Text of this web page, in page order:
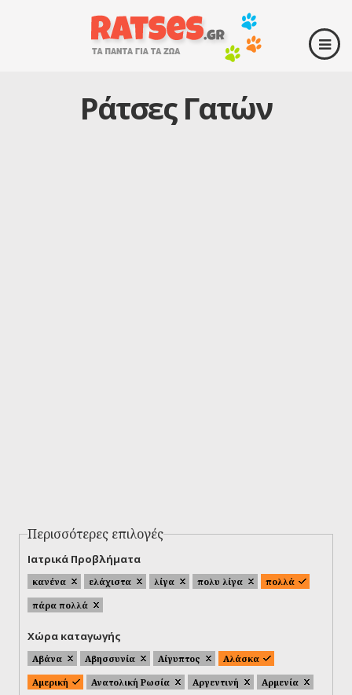
Ράτσες Γατών
Περισσότερες επιλογές
Ιατρικά Προβλήματα
κανένα ελάχιστα λίγα πολυ λίγα
πολλά
πάρα πολλά
Χώρα καταγωγής
Αβάνα Αβησσυνία Αίγυπτος
Αλάσκα
Αμερική
Ανατολική Ρωσία Αργεντινή
Αρμενία